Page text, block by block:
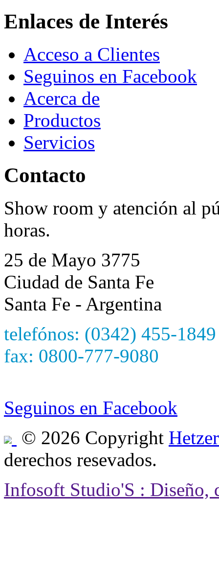
Enlaces de Interés
Acceso a Clientes
Seguinos en Facebook
Acerca de
Productos
Servicios
Contacto
Show room y atención al
horas.
25 de Mayo 3775
Ciudad de Santa Fe
Santa Fe - Argentina
telefónos: (0342) 455-
fax: 0800-777-9080
Seguinos en Facebook
© 2026 Copyright
derechos resevados.
Infosoft Studio'S : Diseño,